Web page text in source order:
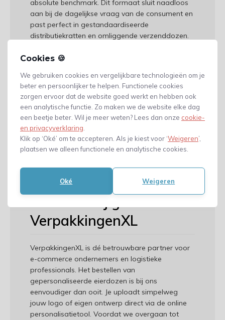
Cookies 🍪
We gebruiken cookies en vergelijkbare technologieën om je
beter en persoonlijker te helpen. Functionele cookies
zorgen ervoor dat de website goed werkt en hebben ook
een analytische functie. Zo maken we de website elke dag
een beetje beter. Wil je meer weten? Lees dan onze cookie-
en privacyverklaring
Klik op ‘Oké’ om te accepteren. Als je kiest voor ‘Weigeren’,
plaatsen we alleen functionele en analytische cookies.
Oké Weigeren
absolute benchmark. Dit formaat sluit naadloos
aan bij de dagelijkse vraag van de consument en
past perfect in gestandaardiseerde
distributiekratten en omliggende verzenddozen.
Of je nu een lokale streekproductenwinkel runt,
biologische pluimveehouderij beheert; met een
gepersonaliseerde topzijde transformeer je een
puur functionele transportverpakking in een
krachtige marketingtool. Gebruik de bedrukking
bijvoorbeeld om je biologische keurmerk te
highlighten, je merkverhaal te vertellen of een
QR-code te plaatsen die direct linkt naar jouw
webshop of traceerbaarheidspagina.
Bedrukte eierdozen
VerpakkingenXL
VerpakkingenXL is dé betrouwbare partner voor
e-commerce ondernemers en logistieke
professionals. Het bestellen van
gepersonaliseerde eierdozen is bij ons
eenvoudiger dan ooit. Je uploadt simpelweg
jouw logo of eigen ontwerp direct via de online
personalisatietool. Voordat we overgaan tot